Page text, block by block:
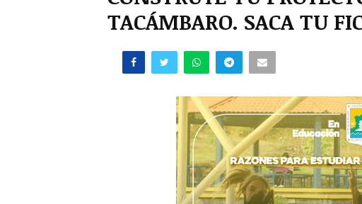
TACÁMBARO. SACA TU